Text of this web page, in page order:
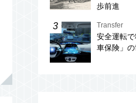
歩前進
Transfer
安全運転
車保険」の